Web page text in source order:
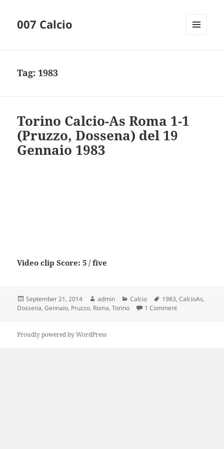
007 Calcio
Tag: 1983
Torino Calcio-As Roma 1-1
(Pruzzo, Dossena) del 19
Gennaio 1983
Video clip Score: 5 / five
Posted
on
September 21, 2014 Author
admin Categories
Calcio Tags
1983,CalcioAs,
Dossena,Gennaio, Pruzzo, Roma,Torino 1 Commenton Torino
Proudly powered by WordPress